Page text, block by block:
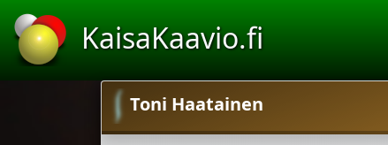
KaisaKaavio.fi
Toni Haatainen